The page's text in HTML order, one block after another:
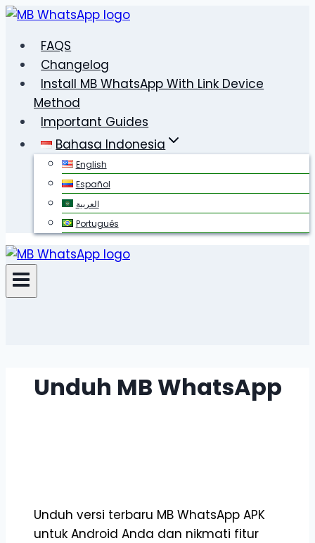
Skip
contentFAQS
Changelog
Install MB WhatsApp With Link Device
Method
Important Guides
Bahasa Indonesia
English
Español
العربية
Português
Unduh MB WhatsApp
Unduh versi terbaru MB WhatsApp APK
untuk Android Anda dan nikmati fitur